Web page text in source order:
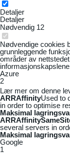
Detaljer
Detaljer
Nødvendig 12
Nødvendige cookies
grunnleggende
områder av
Azure
2
Lær mer om denne
ARRAffinityUsed to
in order to optimise
Maksimal
several servers in
Maksimal
Google
1